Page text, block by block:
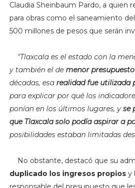
Claudia Sheinbaum Pardo, a quien
para obras como el saneamiento
500 millones de pesos que serán
"Tlaxcala es el estado con la
y también el demenor presupuesto
décadas, esarealidad fue utilizada
para explicar por qué los
ponían en los últimos lugares, yse
que Tlaxcala solo podía aspirar a
posibilidades estaban limitadas
No obstante, destacó que su
duplicado los ingresos propiosy